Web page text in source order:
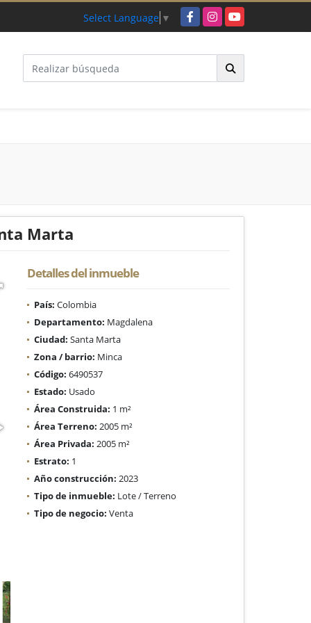
Select Language ▼ FacebookInstagramYouTube
Marta
Detalles del inmueble
País: Colombia
Departamento: Magdalena
Ciudad: Santa Marta
Zona / barrio: Minca
Código: 6490537
Estado: Usado
Área Construida: 1 m²
Área Terreno: 2005 m²
Área Privada: 2005 m²
Estrato: 1
Año construcción: 2023
Tipo de inmueble: Lote / Terreno
Tipo de negocio: Venta